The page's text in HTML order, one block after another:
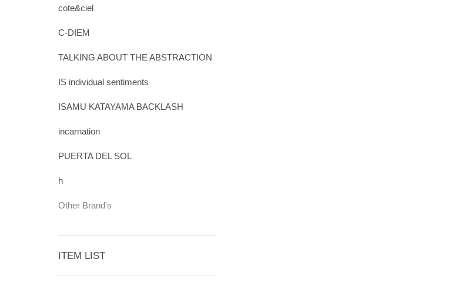
cote&ciel
C-DIEM
TALKING ABOUT THE ABSTRACTION
IS individual sentiments
ISAMU KATAYAMA BACKLASH
incarnation
PUERTA DEL SOL
h
Other Brand's
ITEM LIST